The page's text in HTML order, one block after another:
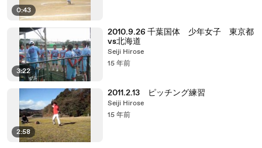
0:43
3:22
2010.9.26 千葉国体 少年女子 東京都
vs北海道
Seiji Hirose
15 年前
2:58
2011.2.13 ピッチング練習
Seiji Hirose
15 年前